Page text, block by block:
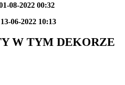
08-2022 00:32
13-06-2022 10:13
W TYM DEKORZE